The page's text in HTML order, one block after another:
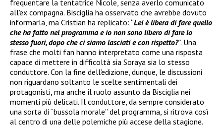
frequentare la tentatrice Nicole, senza averlo comunicato
all’ex compagna. Bisciglia ha osservato che avrebbe dovuto
informarla, ma Cristian ha replicato: “Lei è libera di fare quello
che ha fatto nel programma e io non sono libero di fare lo
stesso fuori, dopo che ci siamo lasciati e con rispetto?”. Una
frase che molti fan hanno interpretato come una risposta
capace di mettere in difficoltà sia Soraya sia lo stesso
conduttore. Con la fine dell’edizione, dunque, le discussioni
non riguardano soltanto le scelte sentimentali dei
protagonisti, ma anche il ruolo assunto da Bisciglia nei
momenti più delicati. Il conduttore, da sempre considerato
una sorta di “bussola morale” del programma, si ritrova così
al centro di una delle polemiche più accese della stagione.